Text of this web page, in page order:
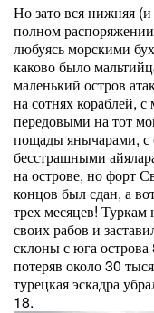
Но зато вся нижняя
полном
любуясь морскими
каково было
маленький остров
на сотнях кораблей,
передовыми на тот
пощады янычарами,
бесстрашными
на острове, но форт
концов был сдан, а
трех месяцев! Туркам
своих рабов и
склоны с юга
потеряв около 30
турецкая эскадра
18.